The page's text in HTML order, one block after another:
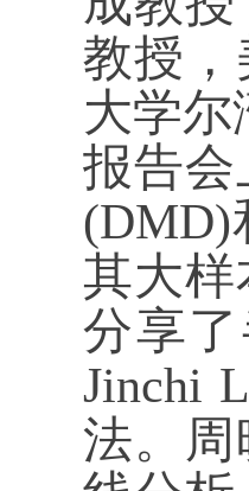
教授
大学尔
报告
(DMD)
其大
分享
Jinchi
法。